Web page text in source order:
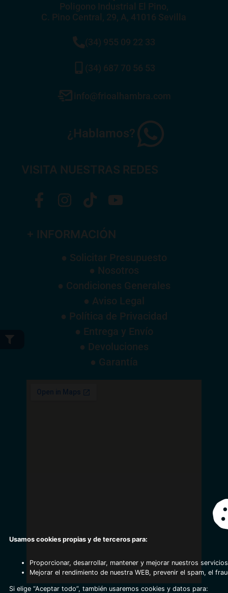
Poligono Industrial El Pino,
C. Pino Central, 29, A, 41016 Sevilla
(34) 955 09 22 33
(34) 687 70 56 53
info@frioalhambra.com
¿Hablamos?
VISITA NUESTRAS REDES
+ INFORMACIÓN
● Solicitar Presupuesto
● Nosotros
● Condiciones Generales
● Aviso Legal
● Política de Privacidad
● Entrega y Envío
● Devoluciones
● Garantía
Usamos cookies propias y de terceros para:
Proporcionar, desarrollar, mantener y mejorar nuestros
Mejorar el rendimiento de nuestra WEB, prevenir el spam, el
Si elige “Aceptar todo”, también usaremos cookies y datos para: